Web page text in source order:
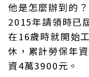
他是怎麼辦到的
2015年請領時已
在16歲時就開始
休，累計勞保年
資4萬3900元。